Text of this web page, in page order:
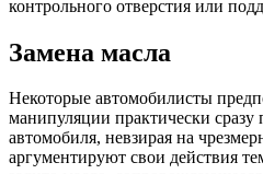
контрольного отверстия или
Замена масла
Некоторые автомобилисты
манипуляции практически сразу
автомобиля, невзирая на
аргументируют свои действия